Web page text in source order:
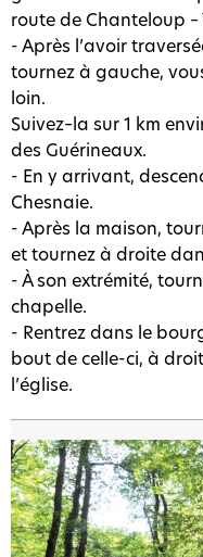
route de Chanteloup –
- Après l’avoir
tournez à gauche,
loin.
Suivez–la sur 1 km
des Guérineaux.
- En y arrivant,
Chesnaie.
- Après la maison,
et tournez à droite
- À son extrémité,
chapelle.
- Rentrez dans le
bout de celle-ci, à
l’église.